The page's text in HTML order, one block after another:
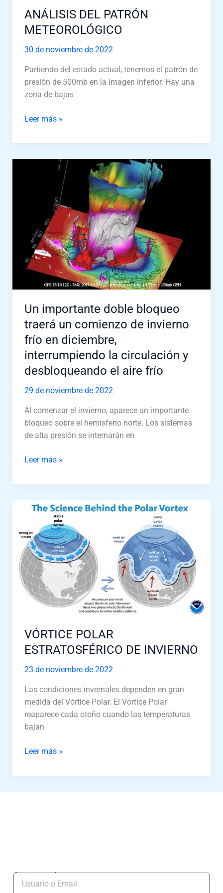
ANÁLISIS DEL PATRÓN
METEOROLÓGICO
30 de noviembre de 2022
Partiendo del estado actual, tenemos el patrón de
presión de 500mb en la imagen inferior. Hay una
zona de bajas
Leer más »
Un importante doble bloqueo
traerá un comienzo de invierno
frío en diciembre,
interrumpiendo la circulación y
desbloqueando el aire frío
29 de noviembre de 2022
Al comenzar el invierno, aparece un importante
bloqueo sobre el hemisferio norte. Los sistemas
de alta presión se internarán en
comienzo
invierno
en
diciembre,
interrumpiendo
la
circulación
y
desbloqueando
el
aire
Leer más »
VÓRTICE POLAR
ESTRATOSFÉRICO DE INVIERNO
23 de noviembre de 2022
Las condiciones invernales dependen en gran
medida del Vórtice Polar. El Vórtice Polar
reaparece cada otoño cuando las temperaturas
bajan
VÓRTICE
ESTRATOSFÉRICO
DE
INVIERNO
Leer más »
Acceso socios